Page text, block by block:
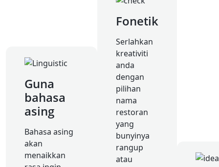
Guna
bahasa
asing
Bahasa asing
akan
menaikkan
Fonetik
Serlahkan
kreativiti
anda
dengan
pilihan
nama
restoran
yang
bunyinya
rangup
atau